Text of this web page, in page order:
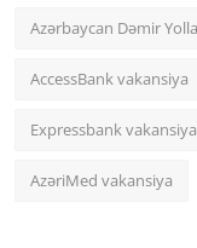
Azərbaycan Dəmir
AccessBank vakansiya
Expressbank vakansiya
AzəriMed vakansiya